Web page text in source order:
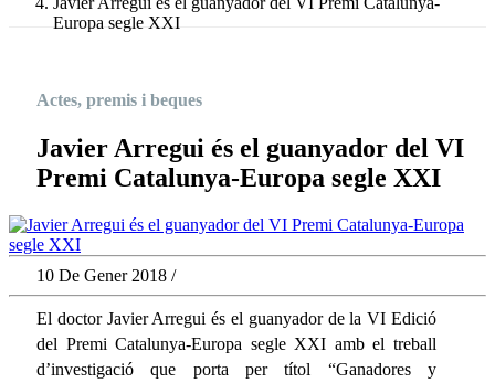
Europa segle XXI
Actes, premis i beques
Javier Arregui és el guanyador del VI
Premi Catalunya-Europa segle XXI
10 De Gener 2018 /
El doctor Javier Arregui és el guanyador de la VI Edició
del Premi Catalunya-Europa segle XXI amb el treball
d’investigació que porta per títol “Ganadores y